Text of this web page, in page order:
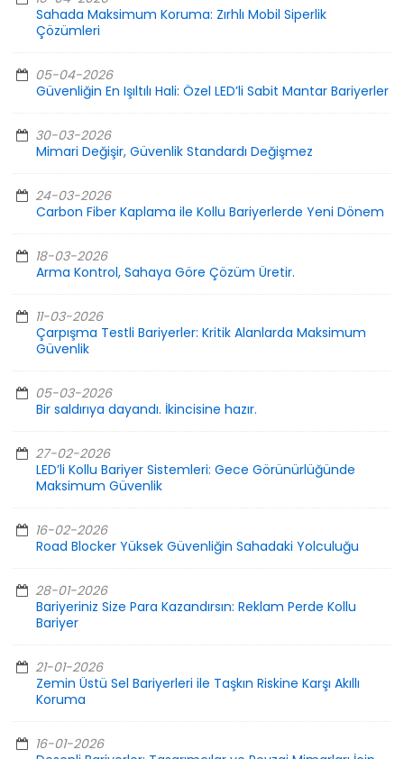
Sahada Maksimum Koruma: Zırhlı Mobil Siperlik
Çözümleri
05-04-2026
Güvenliğin En Işıltılı Hali: Özel LED’li Sabit Mantar Bariyerler
30-03-2026
Mimari Değişir, Güvenlik Standardı Değişmez
24-03-2026
Carbon Fiber Kaplama ile Kollu Bariyerlerde Yeni Dönem
18-03-2026
Arma Kontrol, Sahaya Göre Çözüm Üretir.
11-03-2026
Çarpışma Testli Bariyerler: Kritik Alanlarda Maksimum
Güvenlik
05-03-2026
Bir saldırıya dayandı. İkincisine hazır.
27-02-2026
LED’li Kollu Bariyer Sistemleri: Gece Görünürlüğünde
Maksimum Güvenlik
16-02-2026
Road Blocker Yüksek Güvenliğin Sahadaki Yolculuğu
28-01-2026
Bariyeriniz Size Para Kazandırsın: Reklam Perde Kollu
Bariyer
21-01-2026
Zemin Üstü Sel Bariyerleri ile Taşkın Riskine Karşı Akıllı
Koruma
16-01-2026